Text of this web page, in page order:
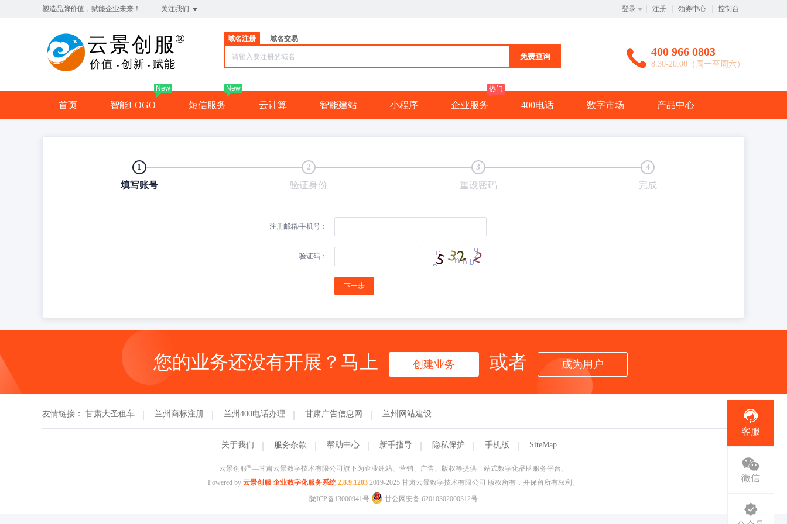
塑造品牌价值，赋能企业未来！ 关注我们 登录 注册 领券中心 控制台
域名注册 域名交易
免费查询 400 966 0803
8:30-20:00（周一至周六）
首页 智能LOGO
New
短信服务
New
云计算 智能建站 小程序 企业服务
热门
400电话 数字市场 产品中心
1
填写账号
2
验证身份
3
重设密码
4
完成
注册邮箱/手机号：
验证码：
下一步
您的业务还没有开展？马上 创建业务 或者 成为用户
友情链接： 甘肃大圣租车 兰州商标注册 兰州400电话办理 甘肃广告信息网 兰州网站建设
关于我们 服务条款 帮助中心 新手指导 隐私保护 手机版 SiteMap
云景创服®—甘肃云景数字技术有限公司旗下为企业建站、营销、广告、版权等提供一站式数字化品牌服务平台。
Powered by 云景创服 企业数字化服务系统 2.8.9.1203 2019-2025 甘肃云景数字技术有限公司 版权所有，并保留所有权利。
陇ICP备13000941号
甘公网安备 62010302000312号
客服
微信